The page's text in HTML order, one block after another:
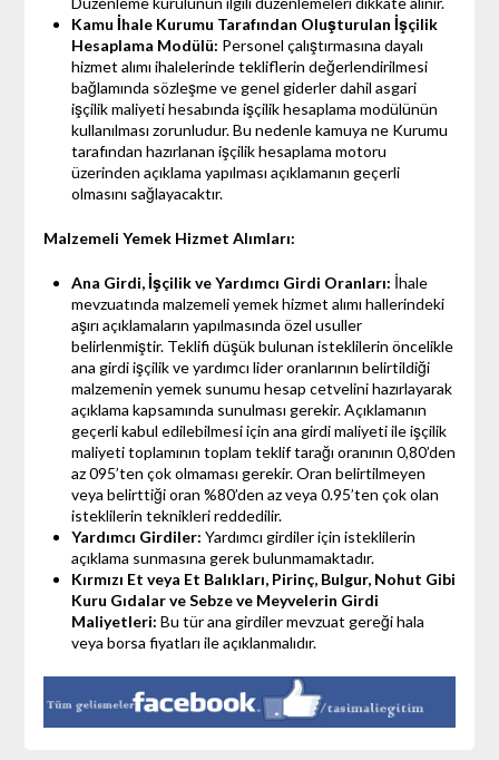
Kamu İhale Kurumu Tarafından Oluşturulan İşçilik
Hesaplama Modülü: Personel çalıştırmasına dayalı
hizmet alımı ihalelerinde tekliflerin değerlendirilmesi
bağlamında sözleşme ve genel giderler dahil asgari
işçilik maliyeti hesabında işçilik hesaplama modülünün
kullanılması zorunludur. Bu nedenle kamuya ne Kurumu
tarafından hazırlanan işçilik hesaplama motoru
üzerinden açıklama yapılması açıklamanın geçerli
olmasını sağlayacaktır.
Malzemeli Yemek Hizmet Alımları:
Ana Girdi, İşçilik ve Yardımcı Girdi Oranları: İhale
mevzuatında malzemeli yemek hizmet alımı hallerindeki
aşırı açıklamaların yapılmasında özel usuller
belirlenmiştir. Teklifi düşük bulunan isteklilerin öncelikle
ana girdi işçilik ve yardımcı lider oranlarının belirtildiği
malzemenin yemek sunumu hesap cetvelini hazırlayarak
açıklama kapsamında sunulması gerekir. Açıklamanın
geçerli kabul edilebilmesi için ana girdi maliyeti ile işçilik
maliyeti toplamının toplam teklif tarağı oranının 0,80’den
az 095’ten çok olmaması gerekir. Oran belirtilmeyen
veya belirttiği oran %80’den az veya 0.95’ten çok olan
isteklilerin teknikleri reddedilir.
Yardımcı Girdiler: Yardımcı girdiler için isteklilerin
açıklama sunmasına gerek bulunmamaktadır.
Kırmızı Et veya Et Balıkları, Pirinç, Bulgur, Nohut Gibi
Kuru Gıdalar ve Sebze ve Meyvelerin Girdi
Maliyetleri: Bu tür ana girdiler mevzuat gereği hala
veya borsa fiyatları ile açıklanmalıdır.